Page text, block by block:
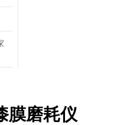
膜磨耗仪